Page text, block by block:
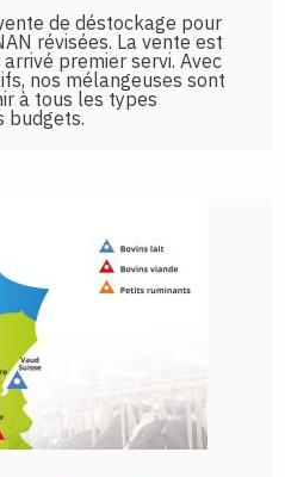
de déstockage pour
révisées. La vente est
premier servi. Avec
nos mélangeuses sont
à tous les types
budgets.